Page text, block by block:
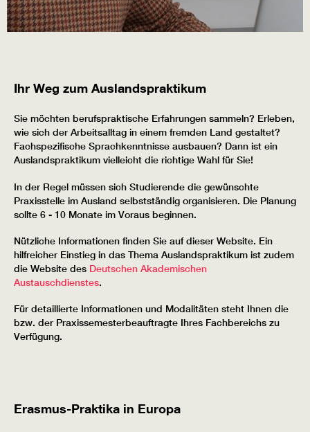
Ihr Weg zum Auslandspraktikum
Sie möchten berufspraktische Erfahrungen sammeln? Erleben,
wie sich der Arbeitsalltag in einem fremden Land gestaltet?
Fachspezifische Sprachkenntnisse ausbauen? Dann ist ein
Auslandspraktikum vielleicht die richtige Wahl für Sie!
In der Regel müssen sich Studierende die gewünschte
Praxisstelle im Ausland selbstständig organisieren. Die Planung
sollte 6 - 10 Monate im Voraus beginnen.
Nützliche Informationen finden Sie auf dieser Website. Ein
hilfreicher Einstieg in das Thema Auslandspraktikum ist zudem
die Website des Deutschen Akademischen
Austauschdienstes.
Für detaillierte Informationen und Modalitäten steht Ihnen die
bzw. der Praxissemesterbeauftragte Ihres Fachbereichs zu
Verfügung.
Erasmus-Praktika in Europa